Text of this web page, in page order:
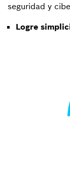
seguridad y
Logre